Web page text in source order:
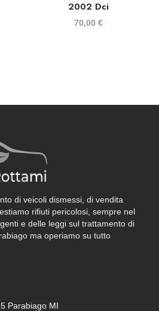
2002 Dci
70,00€
di veicoli dismessi, di vendita
rifiuti pericolosi, sempre nel
e delle leggi sul trattamento di
ma operiamo su tutto
Parabiago MI